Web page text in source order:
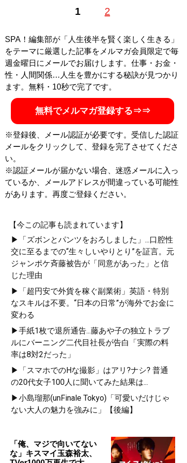
1 2
SPA！編集部が「人生後半を賢く楽しく生きる」
をテーマに厳選した記事をメルマガ会員限定で毎
週金曜日にメールでお届けします。仕事・お金・
性・人間関係…人生を豊かにする秘訣が見つかり
ます。無料・10秒で完了です。
無料でメルマガ登録する⇒⇒
※登録後、メール認証が必要です。受信した認証
メールをクリックして、登録を完了させてくださ
い。
※認証メールが届かない場合、迷惑メールに入っ
ているか、メールアドレスが間違っている可能性
があります。再度ご登録ください。
【今この記事も読まれています】
▶「ズボンとパンツをおろしました」...口腔性
交に至るまでの“生々しいやりとり”を証言。元
ジャンポケ斉藤被告が「同意があった」と信
じた理由
▶「超円安で外貨を稼ぐ副業術」英語・特別
なスキルは不要。“日本の日常”が海外でお金に
変わる
▶手紙1枚で退所通告...藤あや子の独立トラブ
ルにバーニング二代目社長が告白「実際の料
率は8対2だった」
▶「スマホでのHな撮影」はアリ?ナシ? 普通
の20代女子100人に聞いてみた結果は...
▶小島瑠那(unFinale Tokyo)「可愛いだけじゃ
ない大人の魅力を強みに」【後編】
「俺、マジで向いてない
な」キスマイ玉森裕太、